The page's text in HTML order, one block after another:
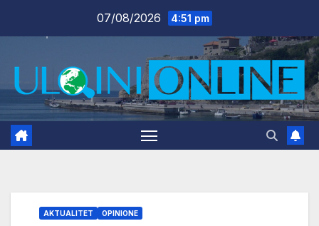
07/08/2026 4:51 pm
AKTUALITET OPINIONE